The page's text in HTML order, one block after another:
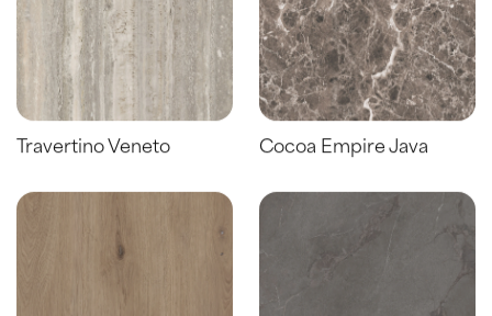
Travertino Veneto Cocoa Empire Java